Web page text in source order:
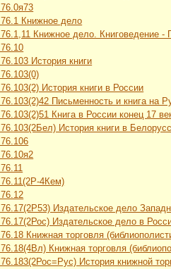
76.0я73
76.1 Книжное дело
76.1,11 Книжное дело. Книговедение -
76.10
76.103 История книги
76.103(0)
76.103(2) История книги в России
76.103(2)42 Письменность и книга на
76.103(2)51 Книга в России конец 17
76.103(2Бел) История книги в
76.106
76.10я2
76.11
76.11(2Р-4Кем)
76.12
76.17(2Р53) Издательское дело
76.17(2Рос) Издательское дело в
76.18 Книжная торговля
76.18(4Вл) Книжная торговля
76.183(2Рос=Рус) История книжной